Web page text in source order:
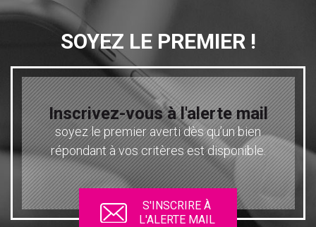
SOYEZ LE PREMIER !
Inscrivez-vous à l'alerte mail
soyez le premier averti dès qu’un bien
répondant à vos critères est disponible.
S'INSCRIRE À
L'ALERTE MAIL